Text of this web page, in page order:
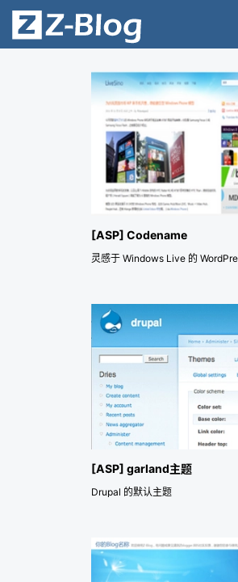
[ASP] Codename
[ASP] garland主题
Drupal 的默认主题